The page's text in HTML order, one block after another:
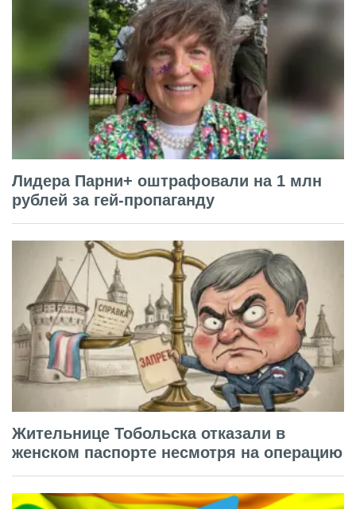
Лидера Парни+ оштрафовали на 1 млн
рублей за гей-пропаганду
Жительнице Тобольска отказали в
женском паспорте несмотря на операцию